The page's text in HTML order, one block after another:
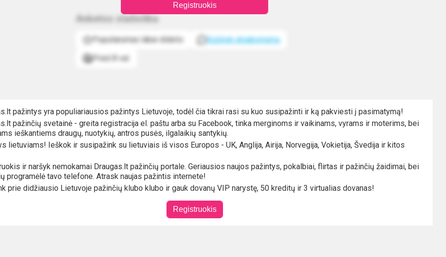
Anketos statistika
Populiarumas labai didelis
Sužinok atsakomumą
Prieš 8 val.
Registruokis
pažintys yra populiariausios pažintys Lietuvoje, todėl čia tikrai rasi su kuo susipažinti ir ką pakviesti į pasimatymą!
pažinčių svetainė - greita registracija el. paštu arba su Facebook, tinka merginoms ir vaikinams, vyrams ir moterims, bei
ieškantiems draugų, nuotykių, antros pusės, ilgalaikių santykių.
lietuviams! Ieškok ir susipažink su lietuviais iš visos Europos - UK, Anglija, Airija, Norvegija, Vokietija, Švedija ir kitos
ir naršyk nemokamai Draugas.lt pažinčių portale. Geriausios naujos pažintys, pokalbiai, flirtas ir pažinčių žaidimai, bei
programėlė tavo telefone. Atrask naujas pažintis internete!
prie didžiausio Lietuvoje pažinčių klubo klubo ir gauk dovanų VIP narystę, 50 kreditų ir 3 virtualias dovanas!
Registruokis